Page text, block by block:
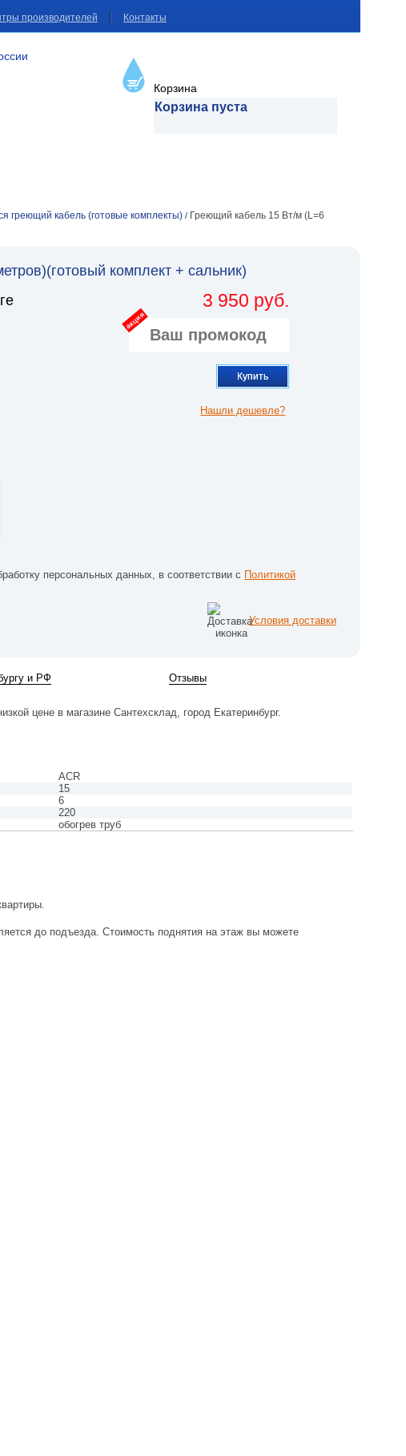
производителей Контакты
Корзина
Корзина пуста
греющий кабель (готовые комплекты) / Греющий кабель 15 Вт/м (L=6
комплект + сальник)
3 950 руб.
акция
Купить
Нашли дешевле?
персональных данных, в соответствии с Политикой
Условия доставки
и РФ Отзывы
цене в магазине Сантехсклад, город Екатеринбург.
ACR
15
6
220
обогрев труб
до подъезда. Стоимость поднятия на этаж вы можете